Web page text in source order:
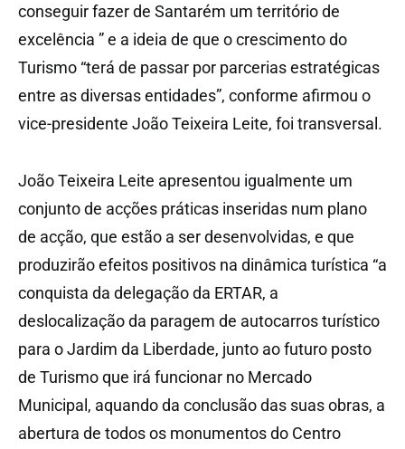
conseguir fazer de Santarém um território de
excelência ” e a ideia de que o crescimento do
Turismo “terá de passar por parcerias estratégicas
entre as diversas entidades”, conforme afirmou o
vice-presidente João Teixeira Leite, foi transversal.
João Teixeira Leite apresentou igualmente um
conjunto de acções práticas inseridas num plano
de acção, que estão a ser desenvolvidas, e que
produzirão efeitos positivos na dinâmica turística “a
conquista da delegação da ERTAR, a
deslocalização da paragem de autocarros turístico
para o Jardim da Liberdade, junto ao futuro posto
de Turismo que irá funcionar no Mercado
Municipal, aquando da conclusão das suas obras, a
abertura de todos os monumentos do Centro